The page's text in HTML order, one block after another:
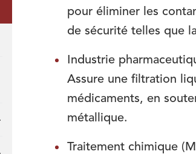
pour éliminer les
de sécurité telles que
Industrie
Assure une filtration
médicaments, en
métallique.
Traitement chimique